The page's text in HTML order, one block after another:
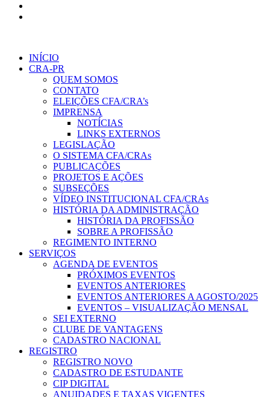
INÍCIO
CRA-PR
QUEM SOMOS
CONTATO
ELEIÇÕES CFA/CRA’s
IMPRENSA
NOTÍCIAS
LINKS EXTERNOS
LEGISLAÇÃO
O SISTEMA CFA/CRAs
PUBLICAÇÕES
PROJETOS E AÇÕES
SUBSEÇÕES
VÍDEO INSTITUCIONAL CFA/CRAs
HISTÓRIA DA ADMINISTRAÇÃO
HISTÓRIA DA PROFISSÃO
SOBRE A PROFISSÃO
REGIMENTO INTERNO
SERVIÇOS
AGENDA DE EVENTOS
PRÓXIMOS EVENTOS
EVENTOS ANTERIORES
EVENTOS ANTERIORES A AGOSTO/2025
EVENTOS – VISUALIZAÇÃO MENSAL
SEI EXTERNO
CLUBE DE VANTAGENS
CADASTRO NACIONAL
REGISTRO
REGISTRO NOVO
CADASTRO DE ESTUDANTE
CIP DIGITAL
ANUIDADES E TAXAS VIGENTES